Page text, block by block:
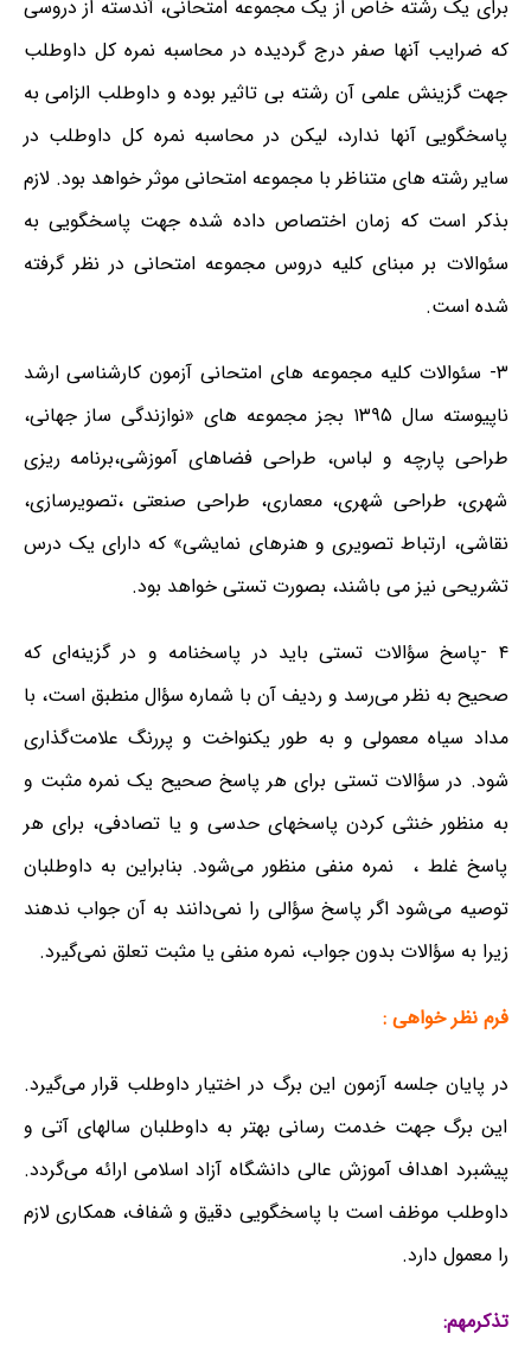
برای یک رشته خاص از یک مجموعه امتحانی، آندسته از دروسی
که ضرایب آنها صفر درج گردیده در محاسبه نمره کل داوطلب
جهت گزینش علمی آن رشته بی تاثیر بوده و داوطلب الزامی به
پاسخگویی آنها ندارد، لیکن در محاسبه نمره کل داوطلب در
سایر رشته های متناظر با مجموعه امتحانی موثر خواهد بود. لازم
بذکر است که زمان اختصاص داده شده جهت پاسخگویی به
سئوالات بر مبنای کلیه دروس مجموعه امتحانی در نظر گرفته
شده است.
۳- سئوالات کلیه مجموعه های امتحانی آزمون کارشناسی ارشد
ناپیوسته سال ۱۳۹۵ بجز مجموعه های «نوازندگی ساز جهانی،
طراحی پارچه و لباس، طراحی فضاهای آموزشی،برنامه ریزی
شهری، طراحی شهری، معماری، طراحی صنعتی ،تصویرسازی،
نقاشی، ارتباط تصویری و هنرهای نمایشی» که دارای یک درس
تشریحی نیز می باشند، بصورت تستی خواهد بود.
۴ -پاسخ سؤالات تستی باید در پاسخنامه و در گزینه‌ای که
صحیح به نظر می‌رسد و ردیف آن با شماره سؤال منطبق است، با
مداد سیاه معمولی و به طور یکنواخت و پررنگ علامت‌گذاری
شود. در سؤالات تستی برای هر پاسخ صحیح یک نمره مثبت و
به منظور خنثی کردن پاسخهای حدسی و یا تصادفی، برای هر
پاسخ غلط ، نمره منفی منظور می‌شود. بنابراین به داوطلبان
توصیه می‌شود اگر پاسخ سؤالی را نمی‌دانند به آن جواب ندهند
زیرا به سؤالات بدون جواب، نمره منفی یا مثبت تعلق نمی‌گیرد.
فرم نظر خواهی :
در پایان جلسه آزمون این برگ در اختیار داوطلب قرار می‌گیرد.
این برگ جهت خدمت رسانی بهتر به داوطلبان سالهای آتی و
پیشبرد اهداف آموزش عالی دانشگاه آزاد اسلامی ارائه می‌گردد.
داوطلب موظف است با پاسخگویی دقیق و شفاف، همکاری لازم
را معمول دارد.
تذکرمهم: